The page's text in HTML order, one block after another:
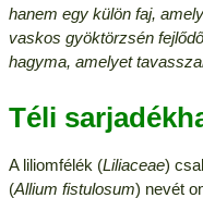
hanem egy külön faj,
vaskos gyöktörzsén
hagyma, amelyet
Téli
A liliomfélék (Liliaceae)
(Allium fistulosum) nevét